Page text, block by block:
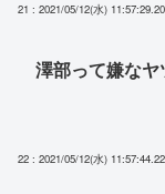
21 : 2021/05/12(水) 11:57:29.20
澤部って嫌な
22 : 2021/05/12(水) 11:57:44.22